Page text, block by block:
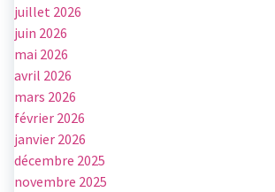
juillet 2026
juin 2026
mai 2026
avril 2026
mars 2026
février 2026
janvier 2026
décembre 2025
novembre 2025